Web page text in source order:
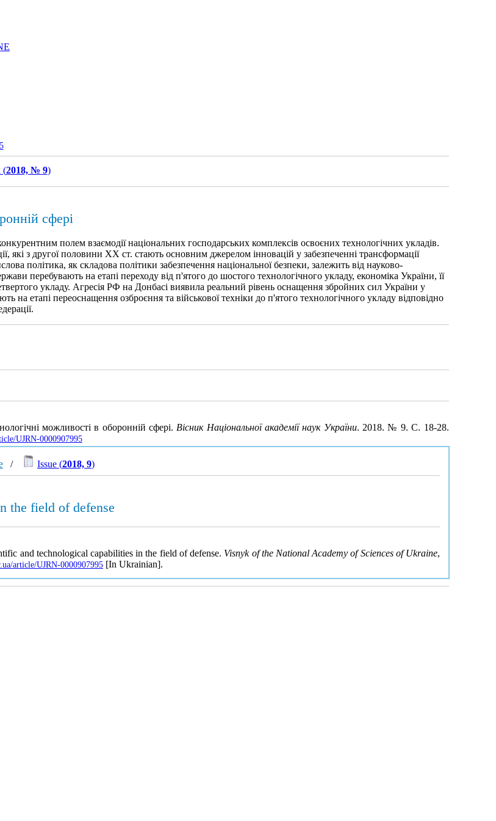
(2018, № 9)
сфері
полем взаємодії національних господарських комплексів освоєних технологічних укладів.
які з другої половини ХХ ст. стають основним джерелом інновацій у забезпеченні трансформації
політика, як складова політики забезпечення національної безпеки, залежить від науково-
перебувають на етапі переходу від п'ятого до шостого технологічного укладу, економіка України, її
укладу. Агресія РФ на Донбасі виявила реальний рівень оснащення збройних сил України у
на етапі переоснащення озброєння та військової техніки до п'ятого технологічного укладу відповідно
можливості в оборонній сфері.Вісник Національної академії наук України. 2018. № 9. С. 18-28.
UJRN-0000907995
/ Issue (2018, 9)
the field of defense
and technological capabilities in the field of defense. Visnyk of the National Academy of Sciences of Ukraine,
article/UJRN-0000907995[In Ukrainian].